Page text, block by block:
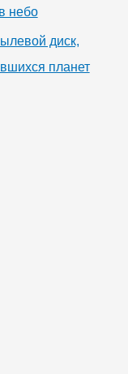
небо
диск,
планет